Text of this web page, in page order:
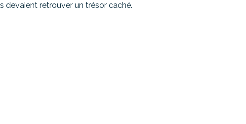
devaient retrouver un trésor caché.